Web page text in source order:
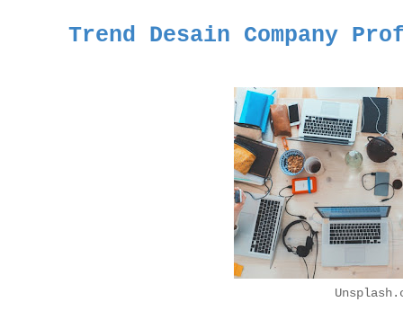
Trend Desain Company